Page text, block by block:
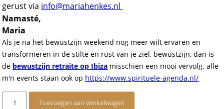
gerust via info@mariahenkes.nl
Namasté,
Maria
Als je na het bewustzijn weekend nog meer wilt ervaren en
transformeren in de stilte en rust van je ziel, bewustzijn, dan is
de bewustzijn retraite op Ibiza misschien een mooi vervolg. alle
m'n events staan ook op https://www.spirituele-agenda.nl/
Toevoegen aan winkelwagen